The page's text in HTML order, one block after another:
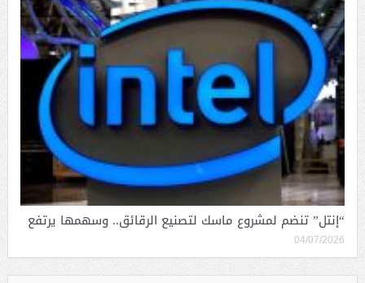
“إنتل” تنضم لمشروع ماسك لتصنيع الرقائق.. وسهمها يرتفع
04/07/2026